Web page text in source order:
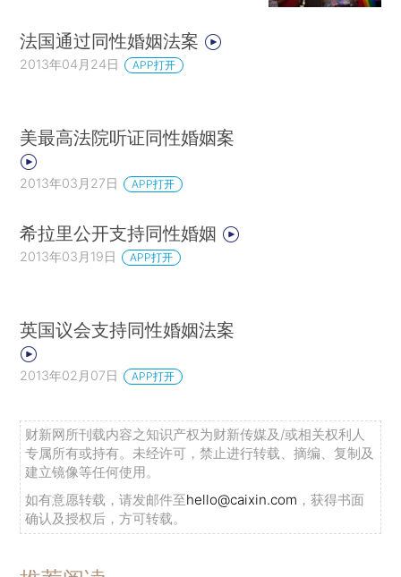
法国通过同性婚姻法案
2013年04月24日 APP打开
美最高法院听证同性婚姻案
2013年03月27日 APP打开
希拉里公开支持同性婚姻
2013年03月19日 APP打开
英国议会支持同性婚姻法案
2013年02月07日 APP打开
财新网所刊载内容之知识产权为财新传媒及/或相关权利人
专属所有或持有。未经许可，禁止进行转载、摘编、复制及
建立镜像等任何使用。
如有意愿转载，请发邮件至hello@caixin.com ，获得书面
确认及授权后，方可转载。